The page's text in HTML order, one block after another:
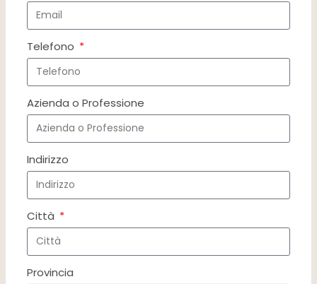
Telefono
Azienda o Professione
Indirizzo
Città
Provincia